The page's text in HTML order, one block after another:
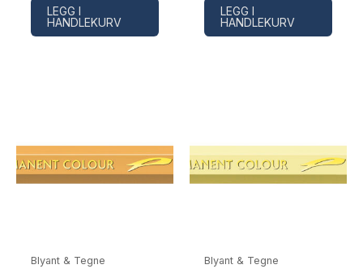
LEGG I
HANDLEKURV
LEGG I
HANDLEKURV
Blyant & Tegne Blyant & Tegne